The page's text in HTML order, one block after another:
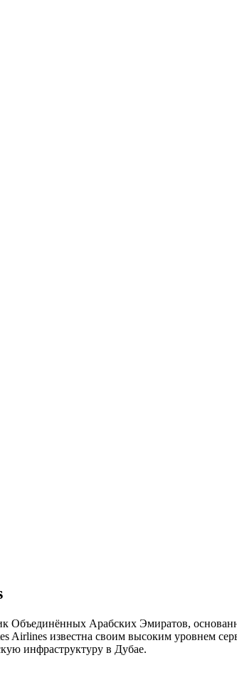
Арабских Эмиратов,
известна своим высоким уровнем
инфраструктуру в Дубае.